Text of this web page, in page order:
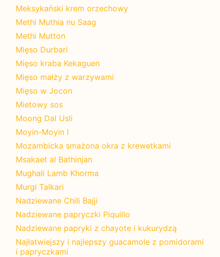
Meksykański krem orzechowy
Methi Muthia nu Saag
Methi Mutton
Mięso Durbari
Mięso kraba Kekaguen
Mięso małży z warzywami
Mięso w Jocon
Mietowy sos
Moong Dal Usli
Moyin-Moyin I
Mozambicka smażona okra z krewetkami
Msakaet al Bathinjan
Mughali Lamb Khorma
Murgi Talkari
Nadziewane Chili Bajji
Nadziewane papryczki Piquillo
Nadziewane papryki z chayote i kukurydzą
Najłatwiejszy i najlepszy guacamole z pomidorami
i papryczkami